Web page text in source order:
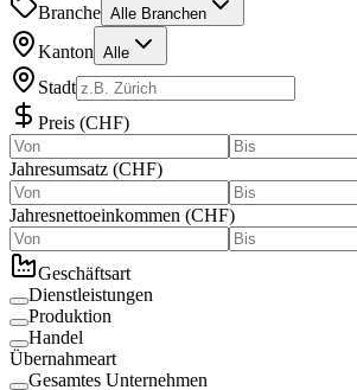
Branche Alle Branchen
Kanton Alle
Stadt
Preis (CHF)
Jahresumsatz (CHF)
Jahresnettoeinkommen (CHF)
Geschäftsart
Dienstleistungen
Produktion
Handel
Übernahmeart
Gesamtes Unternehmen